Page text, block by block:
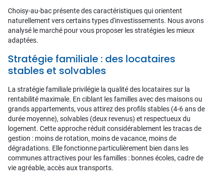
Choisy-au-bac présente des caractéristiques qui orientent
naturellement vers certains types d'investissements. Nous avons
analysé le marché pour vous proposer les stratégies les mieux
adaptées.
Stratégie familiale : des locataires
stables et solvables
La stratégie familiale privilégie la qualité des locataires sur la
rentabilité maximale. En ciblant les familles avec des maisons ou
grands appartements, vous attirez des profils stables (4-6 ans de
durée moyenne), solvables (deux revenus) et respectueux du
logement. Cette approche réduit considérablement les tracas de
gestion : moins de rotation, moins de vacance, moins de
dégradations. Elle fonctionne particulièrement bien dans les
communes attractives pour les familles : bonnes écoles, cadre de
vie agréable, accès aux transports.